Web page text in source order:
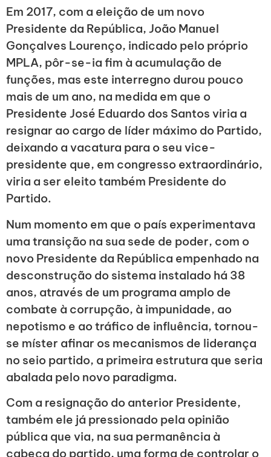
Em 2017, com a eleição de um novo
Presidente da República, João Manuel
Gonçalves Lourenço, indicado pelo próprio
MPLA, pôr-se-ia fim à acumulação de
funções, mas este interregno durou pouco
mais de um ano, na medida em que o
Presidente José Eduardo dos Santos viria a
resignar ao cargo de líder máximo do Partido,
deixando a vacatura para o seu vice-
presidente que, em congresso extraordinário,
viria a ser eleito também Presidente do
Partido.
Num momento em que o país experimentava
uma transição na sua sede de poder, com o
novo Presidente da República empenhado na
desconstrução do sistema instalado há 38
anos, através de um programa amplo de
combate à corrupção, à impunidade, ao
nepotismo e ao tráfico de influência, tornou-
se míster afinar os mecanismos de liderança
no seio partido, a primeira estrutura que seria
abalada pelo novo paradigma.
Com a resignação do anterior Presidente,
também ele já pressionado pela opinião
pública que via, na sua permanência à
cabeça do partido, uma forma de controlar o